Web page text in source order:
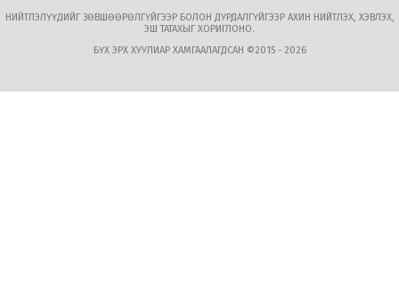
НИЙТЛЭЛҮҮДИЙГ ЗӨВШӨӨРӨЛГҮЙГЭЭР БОЛОН ДУРДАЛГҮЙГЭЭР АХИН НИЙТЛЭХ, ХЭВЛЭХ,
ЭШ ТАТАХЫГ ХОРИГЛОНО.
БҮХ ЭРХ ХУУЛИАР ХАМГААЛАГДСАН ©2015 - 2026